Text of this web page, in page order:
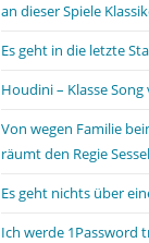
an dieser Spiele
Es geht in die letzte
Houdini – Klasse
Von wegen Familie
räumt den Regie Sessel
Es geht nichts über
Ich werde 1Password